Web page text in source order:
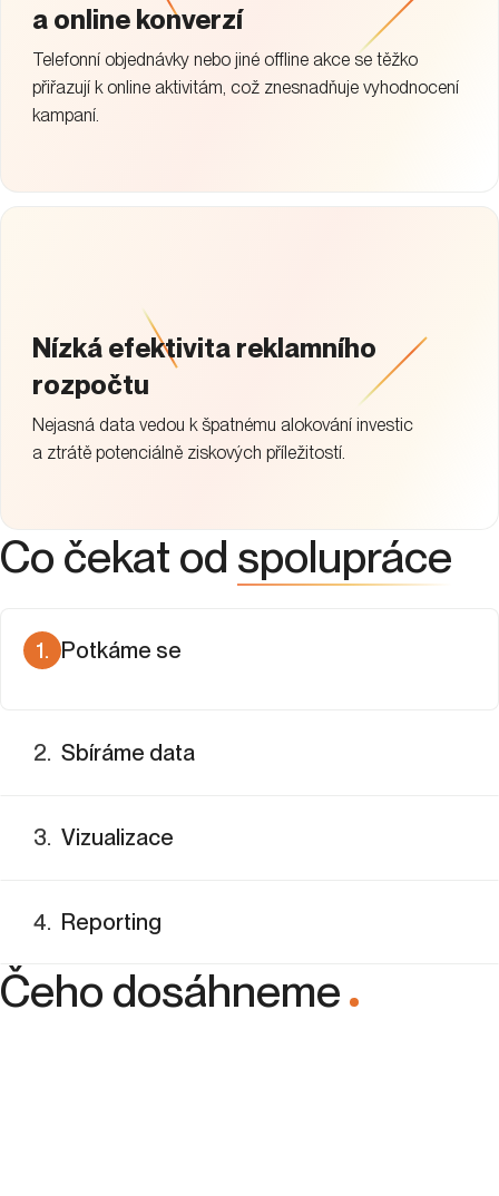
a online konverzí
Telefonní objednávky nebo jiné offline akce se těžko
přiřazují k online aktivitám, což znesnadňuje vyhodnocení
kampaní.
Nízká efektivita reklamního
rozpočtu
Nejasná data vedou k špatnému alokování investic
a ztrátě potenciálně ziskových příležitostí.
Co čekat od spolupráce
1. Potkáme se
2. Sbíráme data
3. Vizualizace
4. Reporting
Čeho dosáhneme
.